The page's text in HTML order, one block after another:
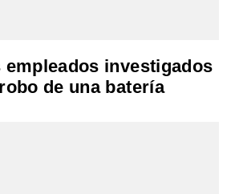
empleados investigados
de una batería